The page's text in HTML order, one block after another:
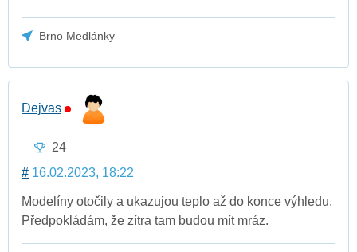
Brno Medlánky
Dejvas
24
# 16.02.2023, 18:22
Modelíny otočily a ukazujou teplo až do konce výhledu.
Předpokládám, že zítra tam budou mít mráz.